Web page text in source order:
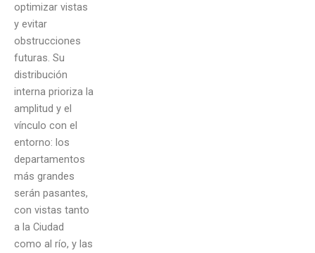
optimizar vistas
y evitar
obstrucciones
futuras. Su
distribución
interna prioriza la
amplitud y el
vínculo con el
entorno: los
departamentos
más grandes
serán pasantes,
con vistas tanto
a la Ciudad
como al río, y las